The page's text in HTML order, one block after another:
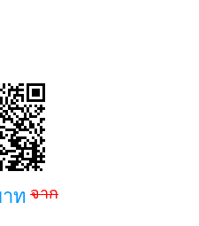
าท จาก